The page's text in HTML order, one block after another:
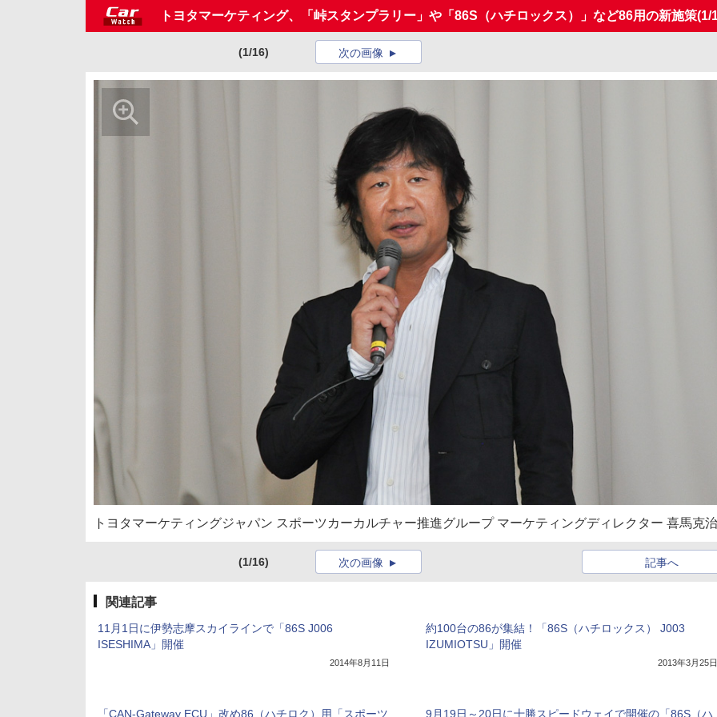
トヨタマーケティング、「峠スタンプラリー」や「86S（ハチロックス）」など86用の新施策(1/
(1/16) 次の画像
トヨタマーケティングジャパン スポーツカーカルチャー推進グループ マーケティングディレクター 喜馬克
(1/16) 記事へ
次の画像
関連記事
11月1日に伊勢志摩スカイラインで「86S J006
ISESHIMA」開催
2014年8月11日
約100台の86が集結！「86S（ハチロックス） J003
IZUMIOTSU」開催
2013年3月25日
「CAN-Gateway ECU」改め86（ハチロク）用「スポーツ 9月19日～20日に十勝スピードウェイで開催の「86S（ハ